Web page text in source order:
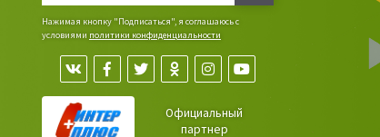
Нажимая кнопку "Подписаться", я соглашаюсь с
условиями политики конфиденциальности
Официальный
партнер